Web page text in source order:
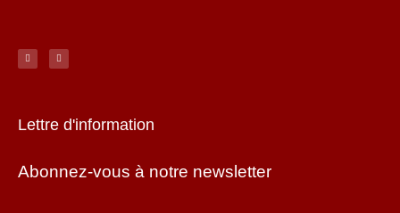
Lettre d'information
Abonnez-vous à notre newsletter